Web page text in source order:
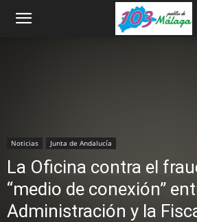
Noticias Junta de Andalucía
La Oficina contra el
“medio de conexión”
Administración y la